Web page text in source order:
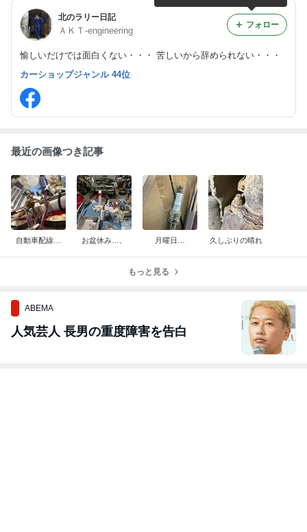
北のラリー日記
ＡＫＴ-engineering
愉しいだけでは面白くない・・・ 苦しいから辞められない・・・
フォロー
カーショップジャンル 44位
最近の画像つき記事
自動車配線… お盆休み…、 月曜日… 久しぶりの晴れ
もっと見る
ABEMA
人気芸人 長男の重度障害を告白